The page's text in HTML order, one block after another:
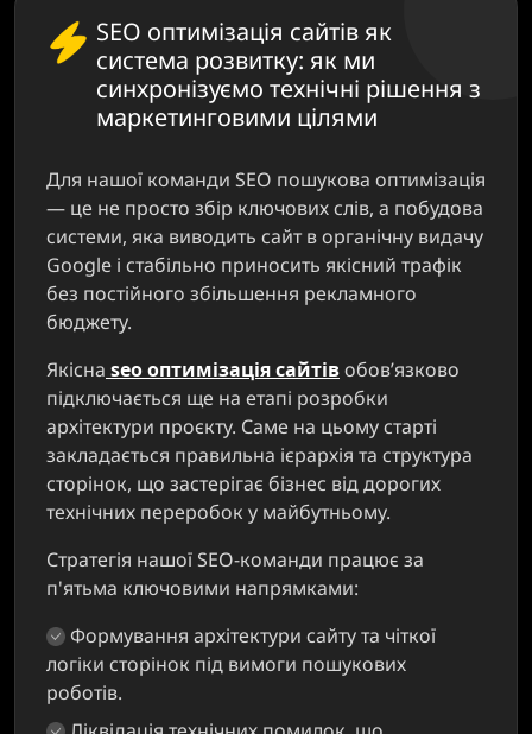
SEO оптимізація сайтів як
система розвитку: як ми
синхронізуємо технічні рішення з
маркетинговими цілями
Для нашої команди SEO пошукова оптимізація
— це не просто збір ключових слів, а побудова
системи, яка виводить сайт в органічну видачу
Google і стабільно приносить якісний трафік
без постійного збільшення рекламного
бюджету.
Якісна seo оптимізація сайтівобов’язково
підключається ще на етапі розробки
архітектури проєкту. Саме на цьому старті
закладається правильна ієрархія та структура
сторінок, що застерігає бізнес від дорогих
технічних переробок у майбутньому.
Стратегія нашої SEO-команди працює за
п'ятьма ключовими напрямками:
Формування архітектури сайту та чіткої
логіки сторінок під вимоги пошукових
роботів.